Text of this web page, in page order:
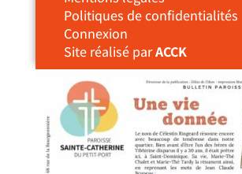
Politiques de confidentialités
Connexion
Site réalisé parACCK